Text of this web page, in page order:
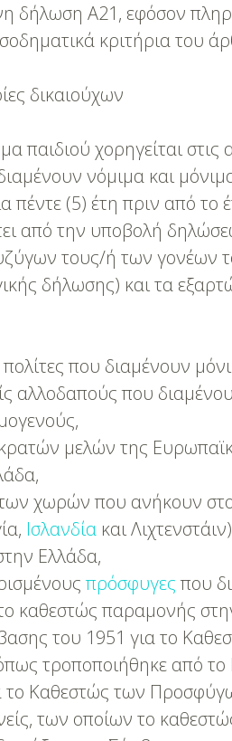
δήλωση Α21, εφόσον
κριτήρια του
δικαιούχων
παιδιού χορηγείται
νόμιμα και
πέντε (5) έτη πριν από
από την υποβολή
τους/ή των γονέων
δήλωσης) και τα
που διαμένουν
αλλοδαπούς που
κρατών μελών της
των χωρών που ανήκουν
Ισλανδία και
Ελλάδα,
πρόσφυγεςπου
καθεστώς παραμονής
του 1951 για το
τροποποιήθηκε από
το Καθεστώς των
των οποίων το
Νυφικό
Υπερπαραγωγή